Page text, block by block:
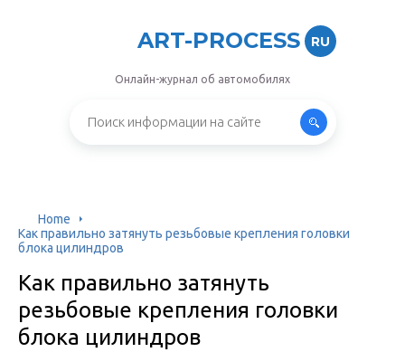
ART-PROCESS RU
Онлайн-журнал об автомобилях
Home
Как правильно затянуть резьбовые крепления головки
блока цилиндров
Как правильно затянуть
резьбовые крепления головки
блока цилиндров